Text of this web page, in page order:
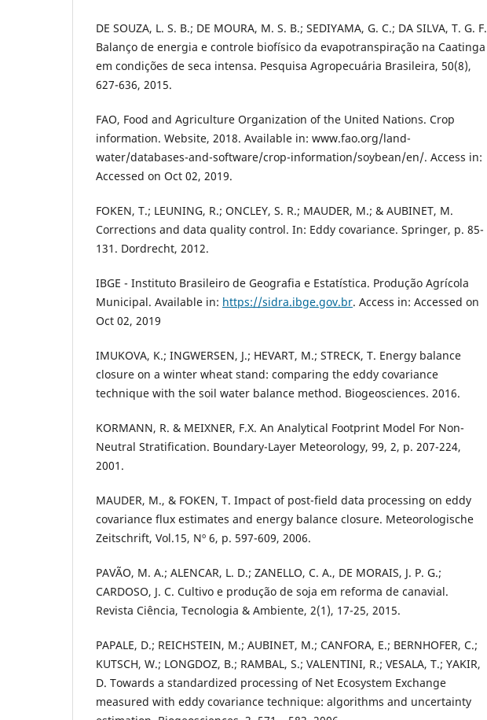
DE SOUZA, L. S. B.; DE MOURA, M. S. B.; SEDIYAMA, G. C.; DA SILVA, T. G. F.
Balanço de energia e controle biofísico da evapotranspiração na Caatinga
em condições de seca intensa. Pesquisa Agropecuária Brasileira, 50(8),
627-636, 2015.
FAO, Food and Agriculture Organization of the United Nations. Crop
information. Website, 2018. Available in: www.fao.org/land-
water/databases-and-software/crop-information/soybean/en/. Access in:
Accessed on Oct 02, 2019.
FOKEN, T.; LEUNING, R.; ONCLEY, S. R.; MAUDER, M.; & AUBINET, M.
Corrections and data quality control. In: Eddy covariance. Springer, p. 85-
131. Dordrecht, 2012.
IBGE - Instituto Brasileiro de Geografia e Estatística. Produção Agrícola
Municipal. Available in: https://sidra.ibge.gov.br. Access in: Accessed on
Oct 02, 2019
IMUKOVA, K.; INGWERSEN, J.; HEVART, M.; STRECK, T. Energy balance
closure on a winter wheat stand: comparing the eddy covariance
technique with the soil water balance method. Biogeosciences. 2016.
KORMANN, R. & MEIXNER, F.X. An Analytical Footprint Model For Non-
Neutral Stratification. Boundary-Layer Meteorology, 99, 2, p. 207-224,
2001.
MAUDER, M., & FOKEN, T. Impact of post-field data processing on eddy
covariance flux estimates and energy balance closure. Meteorologische
Zeitschrift, Vol.15, Nº 6, p. 597-609, 2006.
PAVÃO, M. A.; ALENCAR, L. D.; ZANELLO, C. A., DE MORAIS, J. P. G.;
CARDOSO, J. C. Cultivo e produção de soja em reforma de canavial.
Revista Ciência, Tecnologia & Ambiente, 2(1), 17-25, 2015.
PAPALE, D.; REICHSTEIN, M.; AUBINET, M.; CANFORA, E.; BERNHOFER, C.;
KUTSCH, W.; LONGDOZ, B.; RAMBAL, S.; VALENTINI, R.; VESALA, T.; YAKIR,
D. Towards a standardized processing of Net Ecosystem Exchange
measured with eddy covariance technique: algorithms and uncertainty